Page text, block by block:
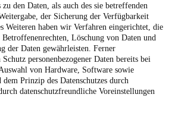
zu den Daten, als auch des sie betreffenden
der Sicherung der Verfügbarkeit
Weiteren haben wir Verfahren eingerichtet, die
Löschung von Daten und
der Daten gewährleisten. Ferner
personenbezogener Daten bereits bei
von Hardware, Software sowie
dem Prinzip des Datenschutzes durch
datenschutzfreundliche Voreinstellungen